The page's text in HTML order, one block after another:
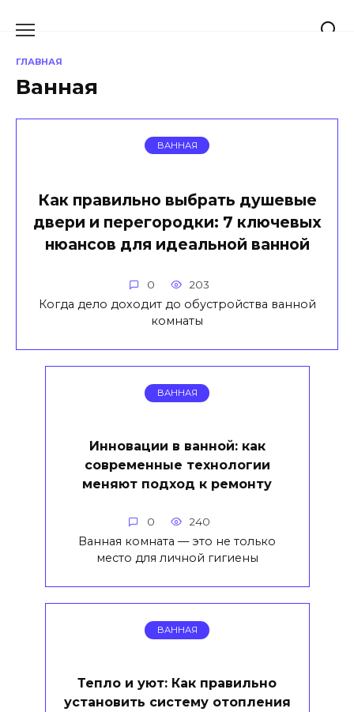
ГЛАВНАЯ
Ванная
ВАННАЯ
Как правильно выбрать душевые
двери и перегородки: 7 ключевых
нюансов для идеальной ванной
0 203
Когда дело доходит до обустройства ванной
комнаты
ВАННАЯ
Инновации в ванной: как
современные технологии
меняют подход к ремонту
0 240
Ванная комната — это не только
место для личной гигиены
ВАННАЯ
Тепло и уют: Как правильно
установить систему отопления